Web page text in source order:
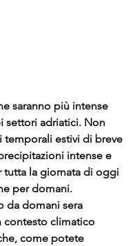
saranno più intense
settori adriatici. Non
temporali estivi di breve
intense e
tutta la giornata di oggi
per domani.
da domani sera
contesto climatico
come potete